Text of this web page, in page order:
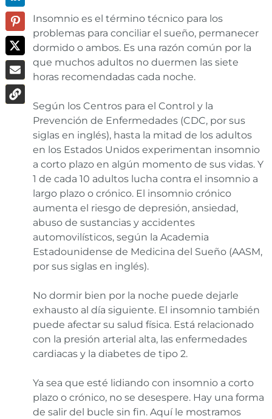
Insomnio es el término técnico para los
problemas para conciliar el sueño, permanecer
dormido o ambos. Es una razón común por la
que muchos adultos no duermen las siete
horas recomendadas cada noche.
Según los Centros para el Control y la
Prevención de Enfermedades (CDC, por sus
siglas en inglés), hasta la mitad de los adultos
en los Estados Unidos experimentan insomnio
a corto plazo en algún momento de sus vidas. Y
1 de cada 10 adultos lucha contra el insomnio a
largo plazo o crónico. El insomnio crónico
aumenta el riesgo de depresión, ansiedad,
abuso de sustancias y accidentes
automovilísticos, según la Academia
Estadounidense de Medicina del Sueño (AASM,
por sus siglas en inglés).
No dormir bien por la noche puede dejarle
exhausto al día siguiente. El insomnio también
puede afectar su salud física. Está relacionado
con la presión arterial alta, las enfermedades
cardiacas y la diabetes de tipo 2.
Ya sea que esté lidiando con insomnio a corto
plazo o crónico, no se desespere. Hay una forma
de salir del bucle sin fin. Aquí le mostramos